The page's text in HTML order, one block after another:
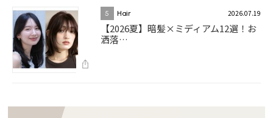
5 Hair 2026.07.19
【2026夏】暗髪×ミディアム12選！お
洒落…